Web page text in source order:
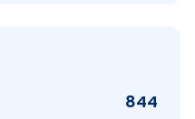
844